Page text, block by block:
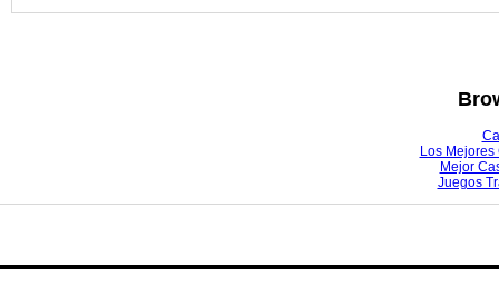
Los Mejores
Mejor
Juegos